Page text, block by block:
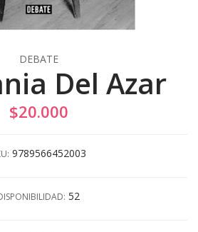
DEBATE
Del Azar
$20.000
9789566452003
52